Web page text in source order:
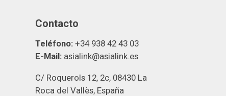
Contacto
Teléfono: +34 938 42 43 03
E-Mail: asialink@asialink.es
C/ Roquerols 12, 2c, 08430 La
Roca del Vallès, España